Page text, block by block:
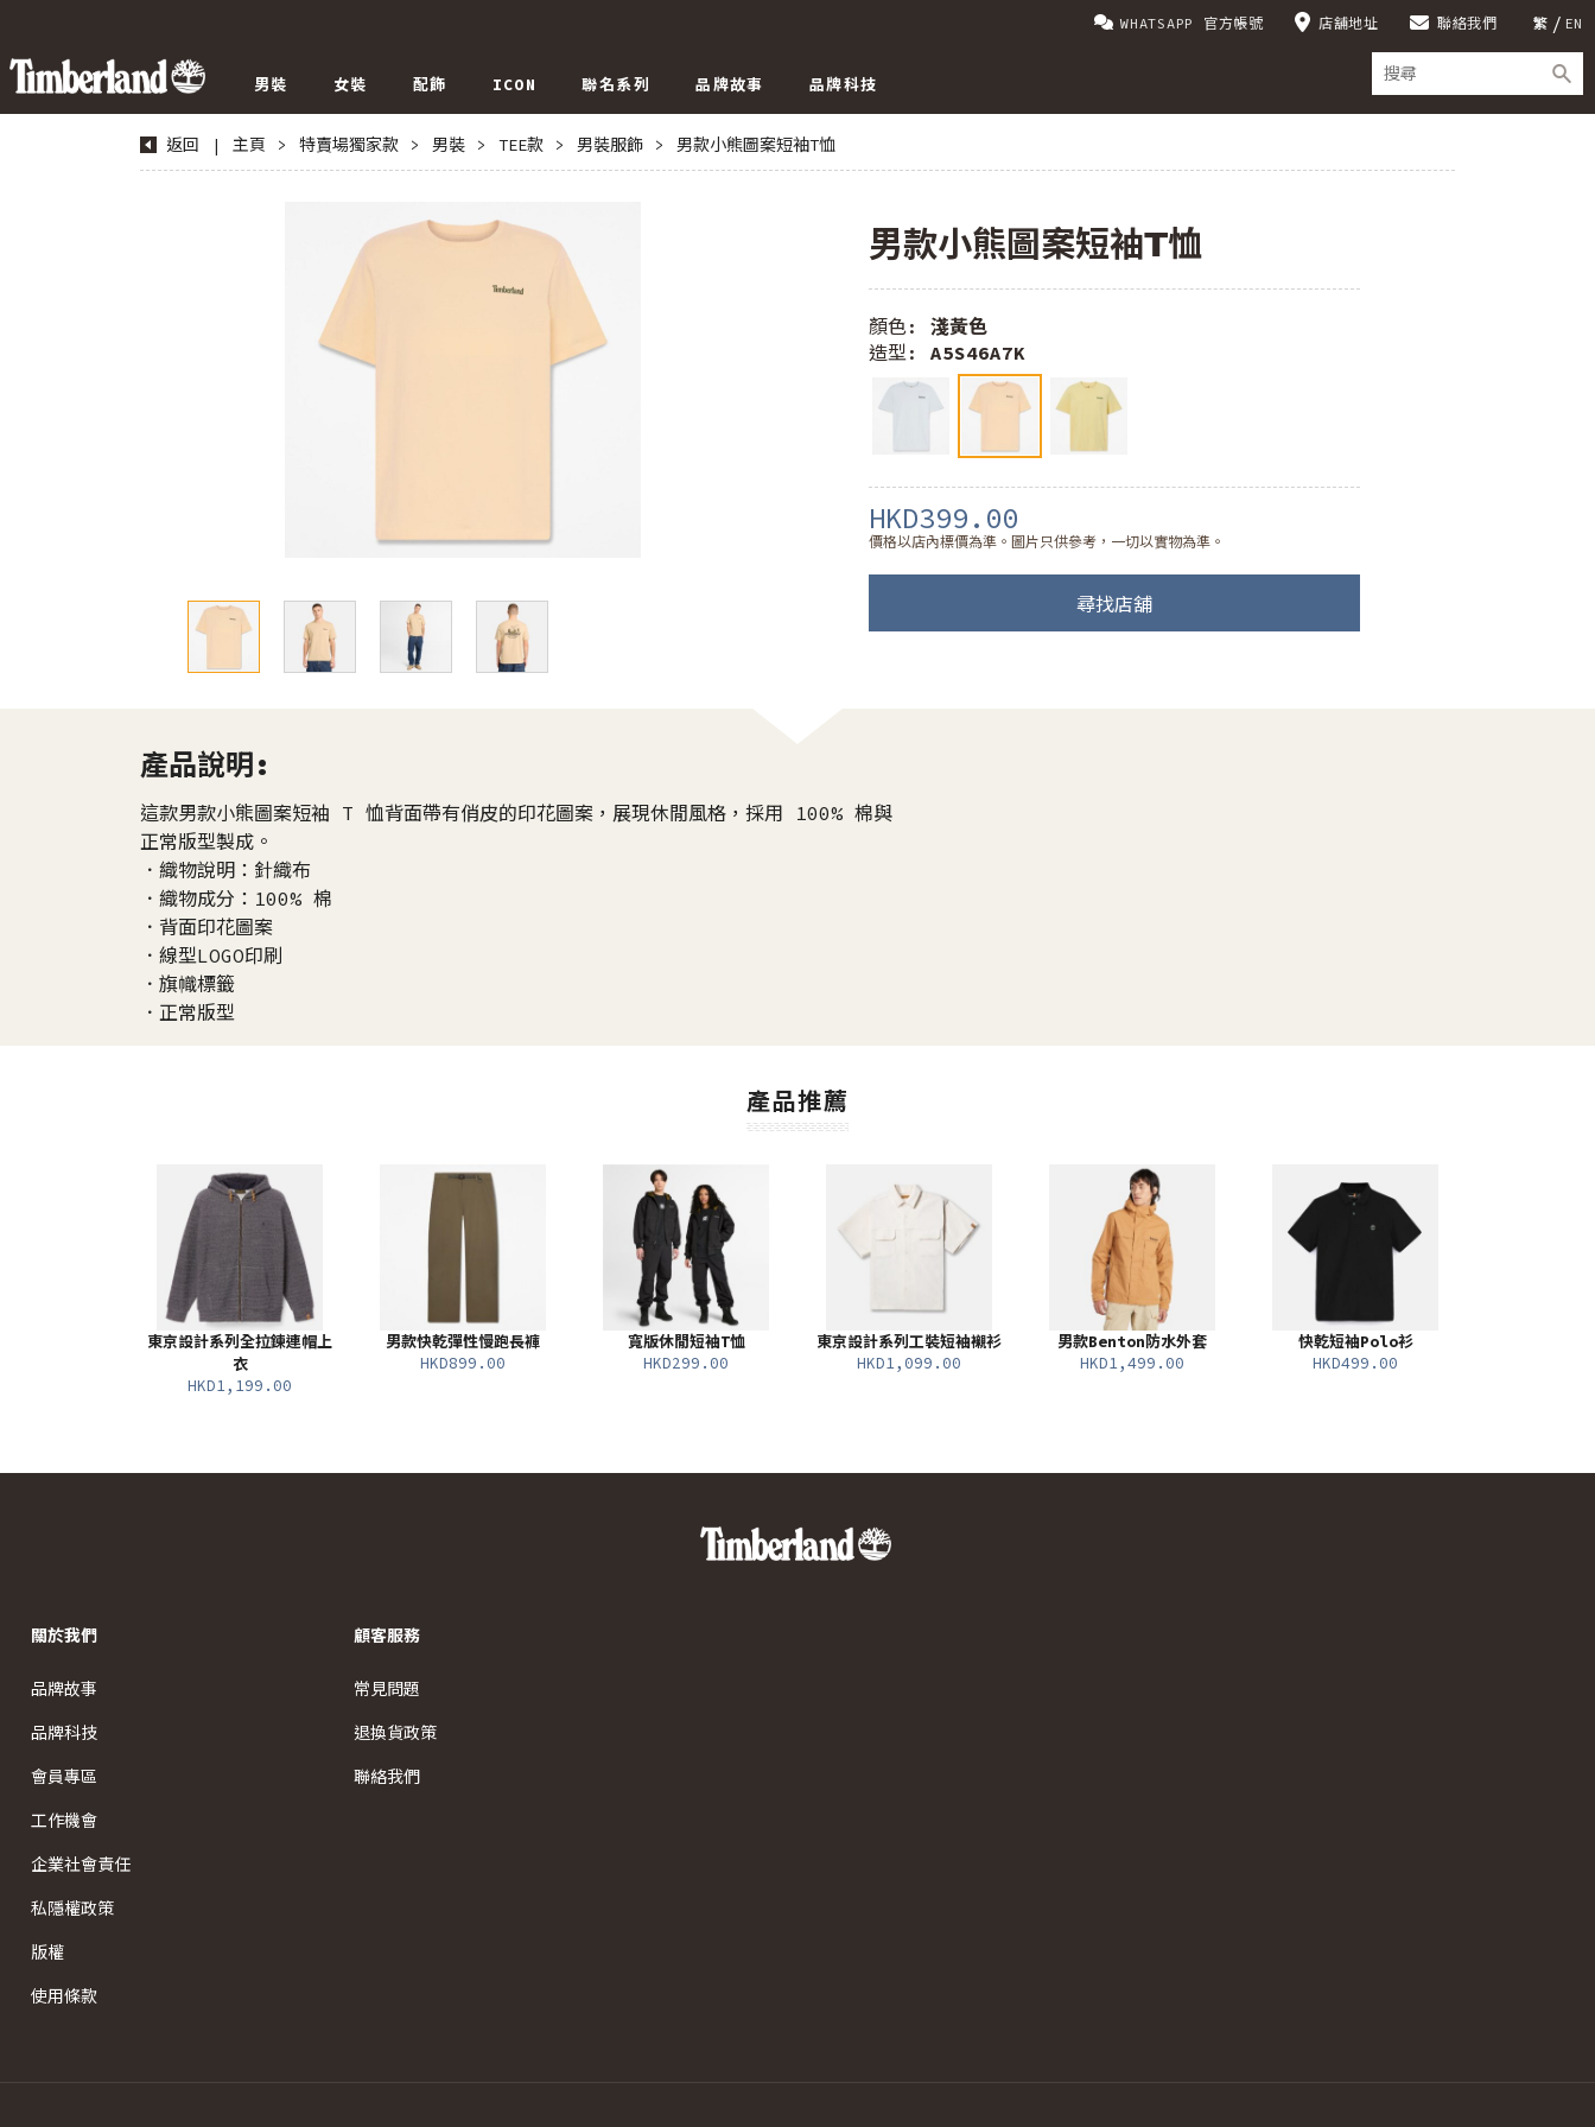
繁 EN
WHATSAPP 官方帳號 店舖地址 聯絡我們
男裝 女裝 配飾 ICON 聯名系列 品牌故事 品牌科技
返回 | 主頁 > 特賣場獨家款 > 男裝 > TEE款 > 男裝服飾 > 男款小熊圖案短袖T恤
男款小熊圖案短袖T恤
顏色: 淺黃色
造型: A5S46A7K
HKD399.00
價格以店內標價為準。圖片只供參考，一切以實物為準。
尋找店舖
產品說明:
這款男款小熊圖案短袖 T 恤背面帶有俏皮的印花圖案，展現休閒風格，採用 100% 棉與
正常版型製成。
．織物說明：針織布
．織物成分：100% 棉
．背面印花圖案
．線型LOGO印刷
．旗幟標籤
．正常版型
產品推薦
東京設計系列全拉鍊連帽上
衣
HKD1,199.00
男款快乾彈性慢跑長褲
HKD899.00
寬版休閒短袖T恤
HKD299.00
東京設計系列工裝短袖襯衫
HKD1,099.00
男款Benton防水外套
HKD1,499.00
快乾短袖Polo衫
HKD499.00
關於我們
品牌故事
品牌科技
會員專區
工作機會
企業社會責任
私隱權政策
版權
使用條款
顧客服務
常見問題
退換貨政策
聯絡我們